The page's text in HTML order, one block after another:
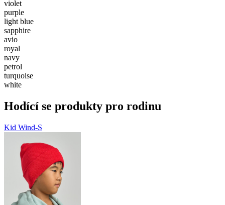
violet
purple
light blue
sapphire
avio
royal
navy
petrol
turquoise
white
Hodící se produkty pro rodinu
Kid Wind-S